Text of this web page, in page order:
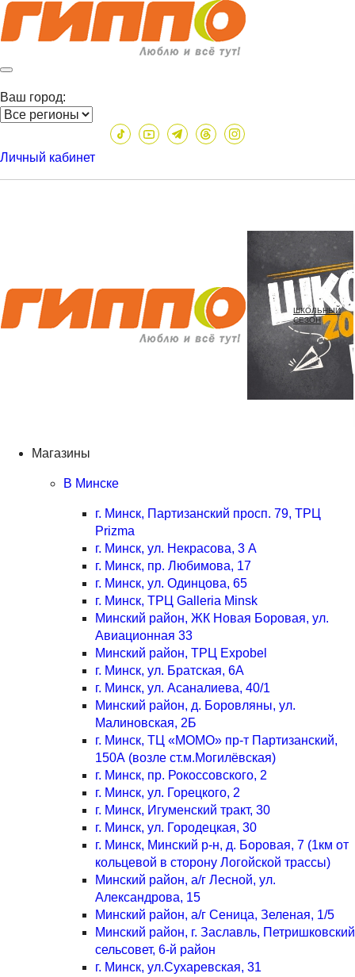
Ваш город:
Личный кабинет
ШКОЛЬНЫЙ
СЕЗОН
Магазины
В Минске
г. Минск, Партизанский просп. 79, ТРЦ
Prizma
г. Минск, ул. Некрасова, 3 А
г. Минск, пр. Любимова, 17
г. Минск, ул. Одинцова, 65
г. Минск, ТРЦ Galleria Minsk
Минский район, ЖК Новая Боровая, ул.
Авиационная 33
Минский район, ТРЦ Expobel
г. Минск, ул. Братская, 6А
г. Минск, ул. Асаналиева, 40/1
Минский район, д. Боровляны, ул.
Малиновская, 2Б
г. Минск, ТЦ «МОМО» пр-т Партизанский,
150А (возле ст.м.Могилёвская)
г. Минск, пр. Рокоссовского, 2
г. Минск, ул. Горецкого, 2
г. Минск, Игуменский тракт, 30
г. Минск, ул. Городецкая, 30
г. Минск, Минский р-н, д. Боровая, 7 (1км от
кольцевой в сторону Логойской трассы)
Минский район, а/г Лесной, ул.
Александрова, 15
Минский район, а/г Сеница, Зеленая, 1/5
Минский район, г. Заславль, Петришковский
сельсовет, 6-й район
г. Минск, ул.Сухаревская, 31